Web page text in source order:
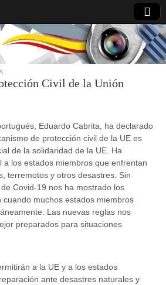
Civil de la Unión
Eduardo Cabrita, ha declarado
de protección civil de la UE es
de la solidaridad de la UE. Ha
a los estados miembros que enfrentan
terremotos y otros desastres. Sin
Covid-19 nos ha mostrado los
muchos estados miembros
Las nuevas reglas nos
preparados para situaciones
a la UE y a los estados
ante desastres naturales y